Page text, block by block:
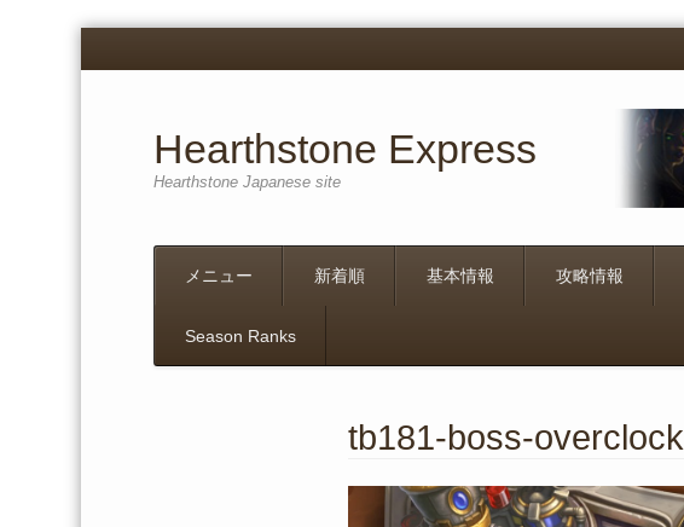
Hearthstone Express
Hearthstone Japanese site
メニュー 新着順 基本情報 攻略情報
Season Ranks
tb181-boss-overclock